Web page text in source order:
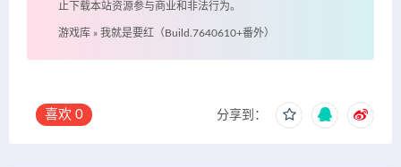
止下载本站资源参与商业和非法行为。
游戏库 » 我就是要红（Build.7640610+番外）
喜欢 0 分享到：